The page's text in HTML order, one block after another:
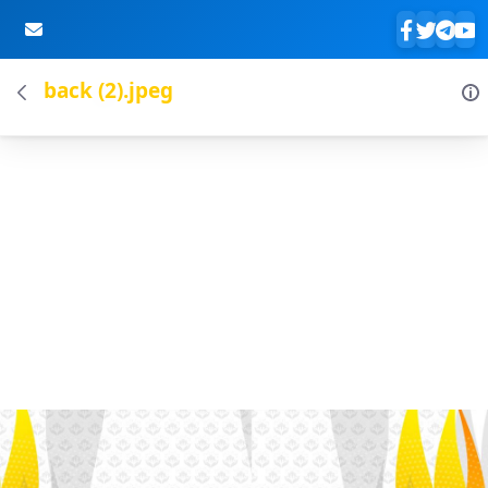
back (2).jpeg